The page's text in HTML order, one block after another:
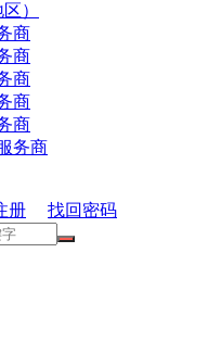
）
商
商
商
商
商
务商
册 找回密码